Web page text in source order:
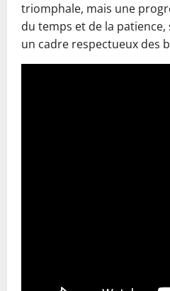
triomphale, mais une
du temps et de la
un cadre respectueux des